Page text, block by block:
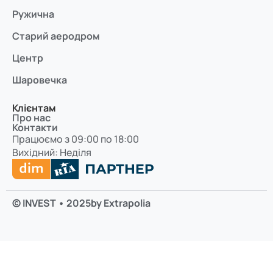
Ружична
Старий аеродром
Центр
Шаровечка
Клієнтам
Про нас
Контакти
Працюємо з 09:00 по 18:00
Вихідний: Неділя
© INVEST • 2025by Extrapolia